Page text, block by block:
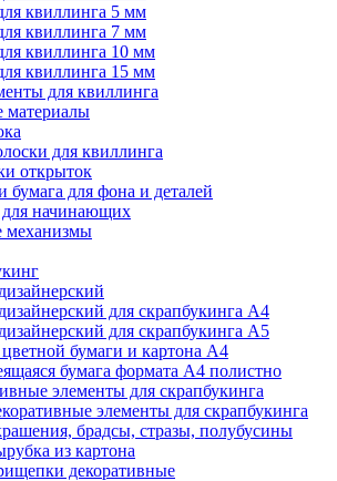
квиллинга 5 мм
квиллинга 7 мм
квиллинга 10 мм
квиллинга 15 мм
для квиллинга
материалы
для квиллинга
открыток
бумага для фона и деталей
начинающих
механизмы
для скрапбукинга А4
для скрапбукинга А5
бумаги и картона А4
бумага формата А4 полистно
элементы для скрапбукинга
элементы для скрапбукинга
брадсы, стразы, полубусины
из картона
декоративные